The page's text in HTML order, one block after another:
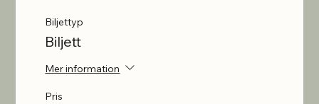
Biljettyp
Biljett
Mer information
Pris